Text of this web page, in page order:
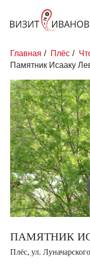
Главная / Плёс /
Памятник Исааку
ПАМЯТНИК
Плёс, ул.